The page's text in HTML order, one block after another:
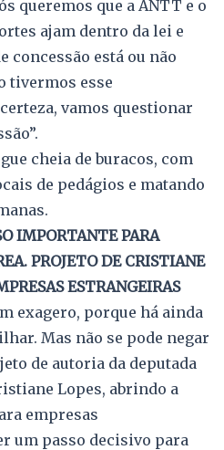
queremos que a ANTT e o
ajam dentro da lei e
concessão está ou não
tivermos esse
vamos questionar
cheia de buracos, com
de pedágios e matando
IMPORTANTE PARA
PROJETO DE CRISTIANE
ESTRANGEIRAS
exagero, porque há ainda
Mas não se pode negar
de autoria da deputada
Lopes, abrindo a
empresas
um passo decisivo para